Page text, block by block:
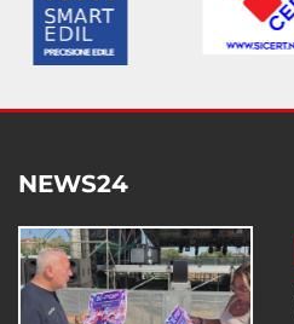
NEWS24